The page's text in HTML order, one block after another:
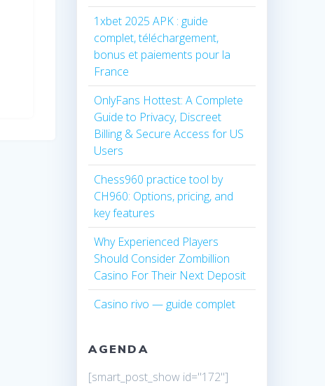
1xbet 2025 APK : guide
complet, téléchargement,
bonus et paiements pour la
France
OnlyFans Hottest: A Complete
Guide to Privacy, Discreet
Billing & Secure Access for US
Users
Chess960 practice tool by
CH960: Options, pricing, and
key features
Why Experienced Players
Should Consider Zombillion
Casino For Their Next Deposit
Casino rivo — guide complet
AGENDA
[smart_post_show id="172"]